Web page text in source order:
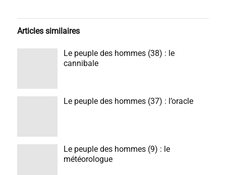
Articles similaires
Le peuple des hommes (38) : le
cannibale
Le peuple des hommes (37) : l’oracle
Le peuple des hommes (9) : le
météorologue